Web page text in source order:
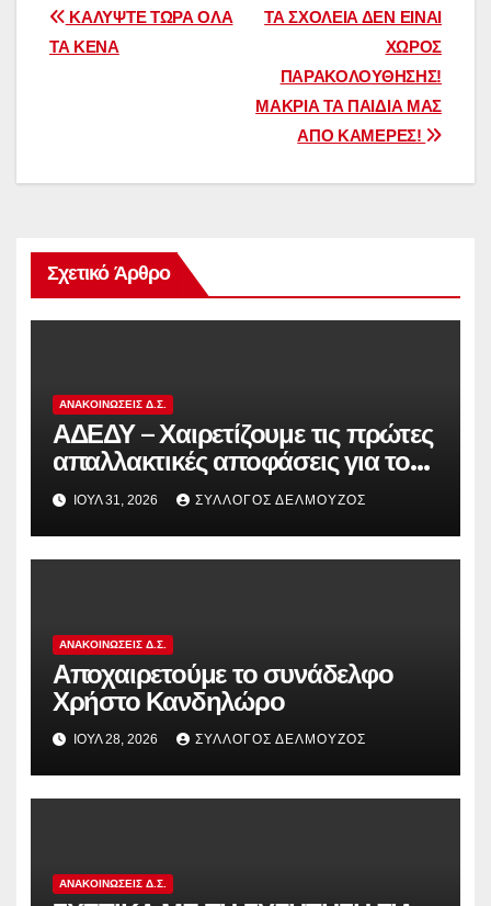
Πλοήγηση
άρθρων
ΤΑ ΣΧΟΛΕΙΑ ΔΕΝ ΕΙΝΑΙ
ΧΩΡΟΣ
ΠΑΡΑΚΟΛΟΥΘΗΣΗΣ!
ΜΑΚΡΙΑ ΤΑ ΠΑΙΔΙΑ ΜΑΣ
ΑΠΟ ΚΑΜΕΡΕΣ!
ΚΑΛΥΨΤΕ ΤΩΡΑ ΟΛΑ
ΤΑ ΚΕΝΑ
Σχετικό Άρθρο
ΑΝΑΚΟΙΝΏΣΕΙΣ Δ.Σ.
ΑΔΕΔΥ – Χαιρετίζουμε τις πρώτες
απαλλακτικές αποφάσεις για τους
διωκόμενους εκπαιδευτικούς που
συμμετείχαν στον αγώνα ενάντια
στην αντιδραστική αξιολόγηση!
ΙΟΎΛ 31, 2026 ΣΎΛΛΟΓΟΣ ΔΕΛΜΟΎΖΟΣ
ΑΝΑΚΟΙΝΏΣΕΙΣ Δ.Σ.
Αποχαιρετούμε το συνάδελφο
Χρήστο Κανδηλώρο
ΙΟΎΛ 28, 2026 ΣΎΛΛΟΓΟΣ ΔΕΛΜΟΎΖΟΣ
ΑΝΑΚΟΙΝΏΣΕΙΣ Δ.Σ.